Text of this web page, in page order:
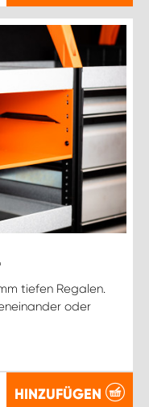
tiefen Regalen.
oder
HINZUFÜGEN